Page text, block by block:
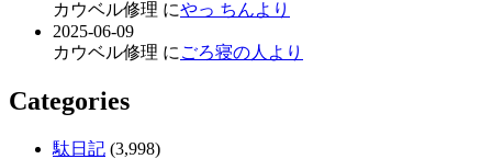
カウベル修理 にやっ ちんより
2025-06-09
カウベル修理 に ごろ寝の人より
Categories
駄日記 (3,998)